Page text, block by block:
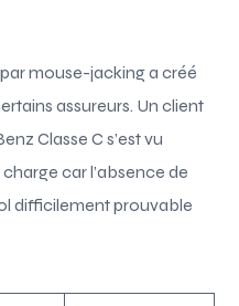
mouse-jacking a créé
assureurs. Un client
Classe C s’est vu
car l’absence de
difficilement prouvable